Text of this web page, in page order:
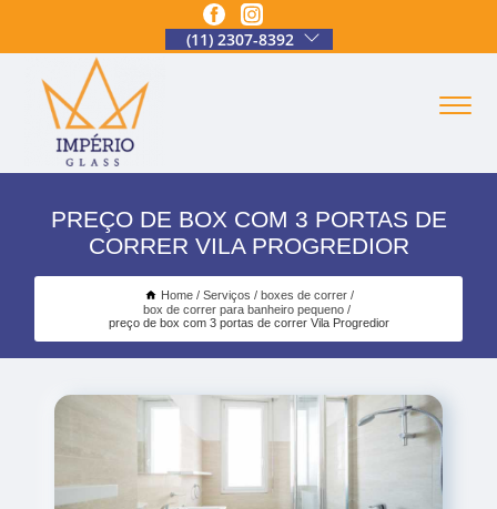
(11) 2307-8392
PREÇO DE BOX COM 3 PORTAS DE
CORRER VILA PROGREDIOR
Home Serviços
boxes de correr
box de correr para banheiro pequeno
preço de box com 3 portas de correr Vila Progredior